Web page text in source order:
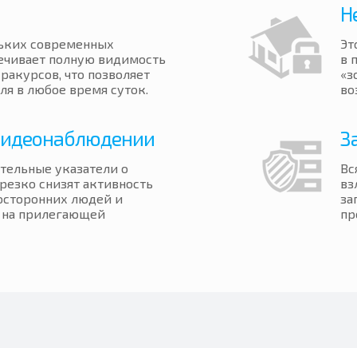
современных
полную видимость
что позволяет
в любое время суток.
в
указатели о
снизят активность
людей и
на прилегающей